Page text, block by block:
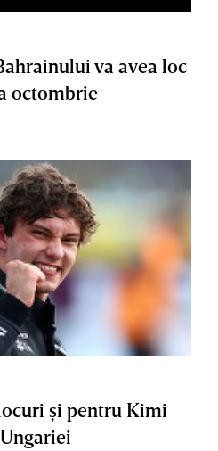
va avea loc
octombrie
şi pentru Kimi